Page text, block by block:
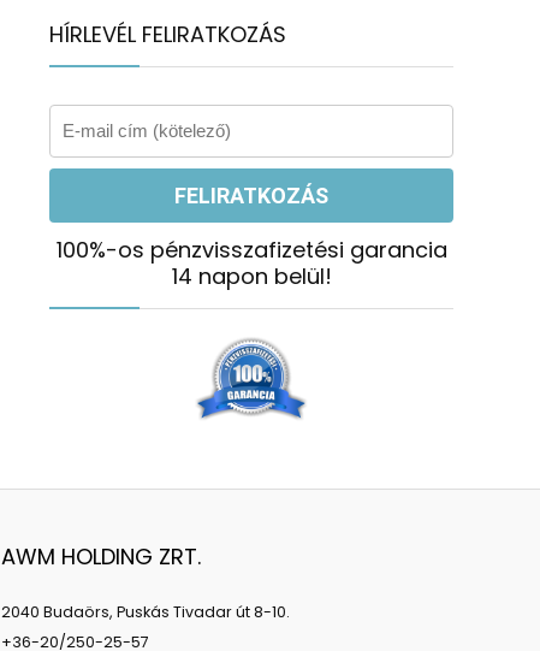
HÍRLEVÉL FELIRATKOZÁS
100%-os pénzvisszafizetési garancia
14 napon belül!
AWM HOLDING ZRT.
2040 Budaörs, Puskás Tivadar út 8-10.
+36-20/250-25-57